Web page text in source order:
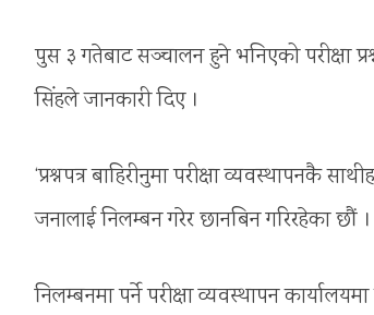
पुस ३ गतेबाट सञ्चालन हुने भनिएको परीक्षा
सिंहले जानकारी दिए ।
‘प्रश्नपत्र बाहिरीनुमा परीक्षा
जनालाई निलम्बन गरेर छानबिन गरिरहेका छौं
निलम्बनमा पर्ने परीक्षा व्यवस्थापन